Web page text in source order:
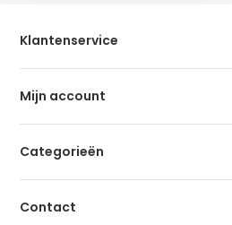
Klantenservice
Mijn account
Categorieën
Contact